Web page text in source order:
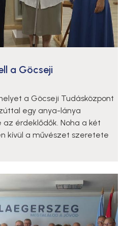
a Göcseji
a Göcseji Tudásközpont
egy anya-lánya
érdeklődők. Noha a két
kívül a művészet szeretete